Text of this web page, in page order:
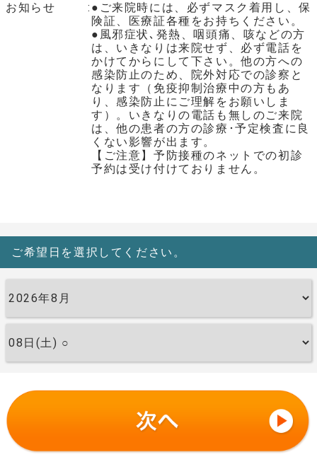
お知らせ
●ご来院時には、必ずマスク着用し、保
険証、医療証各種をお持ちください。
●風邪症状､発熱、咽頭痛、咳などの方
は、いきなりは来院せず、必ず電話を
かけてからにして下さい。他の方への
感染防止のため、院外対応での診察と
なります（免疫抑制治療中の方もあ
り、感染防止にご理解をお願いしま
す）。いきなりの電話も無しのご来院
は、他の患者の方の診療･予定検査に良
くない影響が出ます。
【ご注意】予防接種のネットでの初診
予約は受け付けておりません。
ご希望日を選択してください。